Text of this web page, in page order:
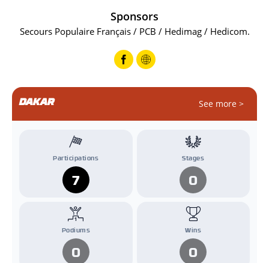
Sponsors
Secours Populaire Français / PCB / Hedimag / Hedicom.
DAKAR See more >
Participations
7
Stages
0
Podiums
0
Wins
0